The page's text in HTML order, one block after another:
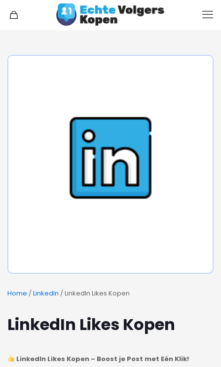
Home /LinkedIn / LinkedIn Likes Kopen
LinkedIn Likes Kopen
LinkedIn Likes Kopen – Boost je Post met Eén Klik!